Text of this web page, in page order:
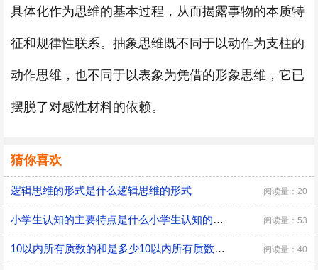
具体化作为思维的基本过程，从而揭露事物的本质特
征和规律性联系。抽象思维既不同于以动作为支柱的
动作思维，也不同于以表象为凭借的形象思维，它已
摆脱了对感性材料的依赖。
猜你喜欢
逻辑思维的形式是什么逻辑思维的形式 阅读量：20
小学生认知的主要特点是什么小学生认知的主要特点是什么资格证考试 阅读量：53
10以内所有质数的和是多少10以内所有质数的和是多少 阅读量：40